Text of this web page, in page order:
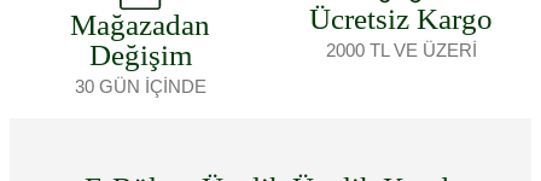
Mağazadan
Değişim
30 GÜN İÇİNDE
Ücretsiz Kargo
2000 TL VE ÜZERİ